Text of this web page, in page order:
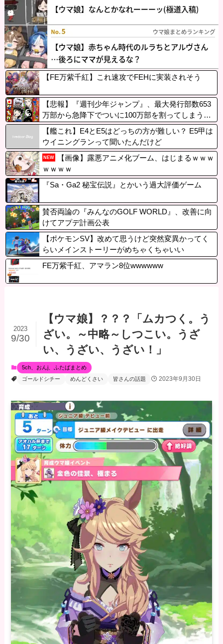
【FE万紫千紅】これ速攻でFEHに実装されそう
【悲報】『週刊少年ジャンプ』、最大発行部数653
万部から急降下でついに100万部を割ってしまう…
【艦これ】E4とE5はどっちの方が難しい？ E5甲は
ウイニングランって聞いたんだけど
NEW
【画像】露悪アニメ化ブーム、はじまるｗｗｗ
ｗｗｗｗ
『Sa・Ga2 秘宝伝説』とかいう過大評価ゲーム
賛否両論の『みんなのGOLF WORLD』、改善に向
けてアプデ計画公表
【ポケモンSV】改めて思うけど突然変異かってく
らいメインストーリーがめちゃくちゃいい
FE万紫千紅、アマラン8位wwwwww
【ウマ娘】？？？「ムカつく。う
ざい。～中略～しつこい。うざ
い、うざい、うざい！」
2023
9/30
5ch、おんj、ふたばまとめ
ゴールドシチー
めんどくさい 皆さんの話題 2023年9月30日